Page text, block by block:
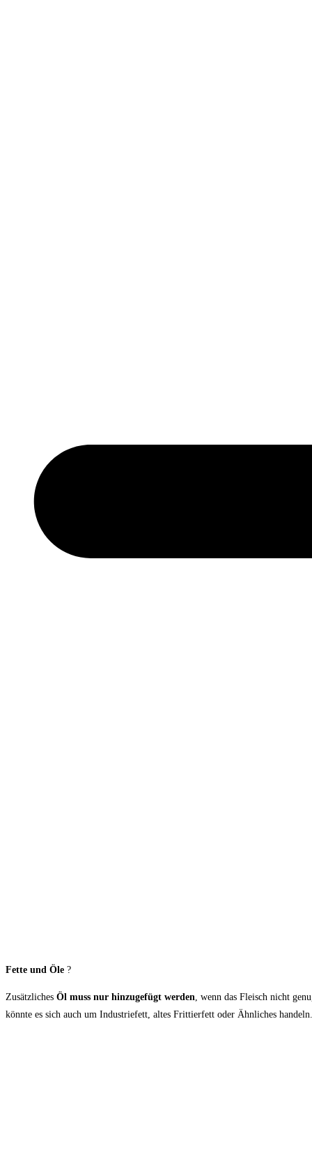
Fette und Öle ?
Zusätzliches Öl muss nur hinzugefügt werden , wenn das Fleisch nicht
könnte es sich auch um Industriefett, altes Frittierfett oder Ähnliches handeln.